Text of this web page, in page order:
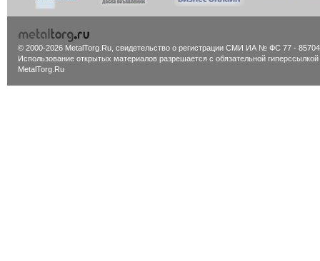
© 2000-2026 MetalTorg.Ru, cвидетельство о регистрации СМИ ИА № ФС 77 - 85704
Использование открытых материалов разрешается с обязательной гиперссылкой
MetalTorg.Ru